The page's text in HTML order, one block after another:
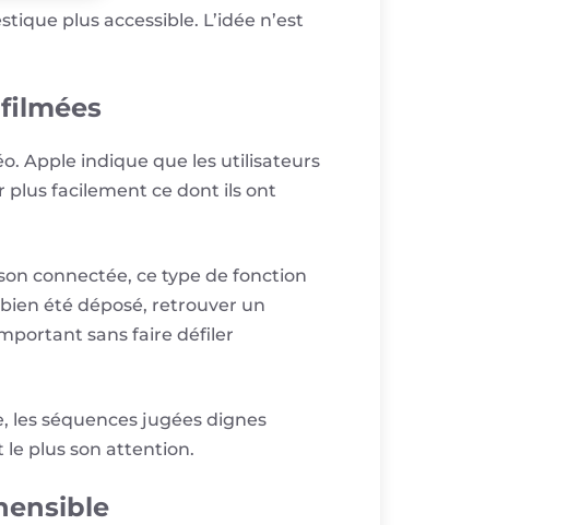
plus accessible. L’idée n’est
Apple indique que les utilisateurs
plus facilement ce dont ils ont
connectée, ce type de fonction
été déposé, retrouver un
sans faire défiler
les séquences jugées dignes
le plus son attention.